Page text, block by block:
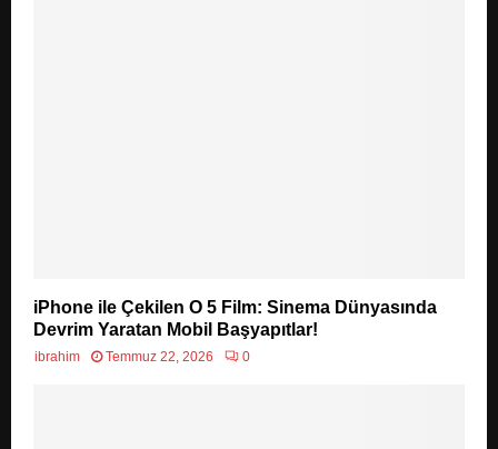
iPhone ile Çekilen O 5 Film: Sinema Dünyasında
Devrim Yaratan Mobil Başyapıtlar!
ibrahim Temmuz 22, 2026 0